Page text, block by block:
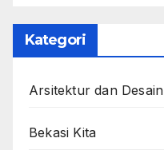
Kategori
Arsitektur dan Desain
Bekasi Kita